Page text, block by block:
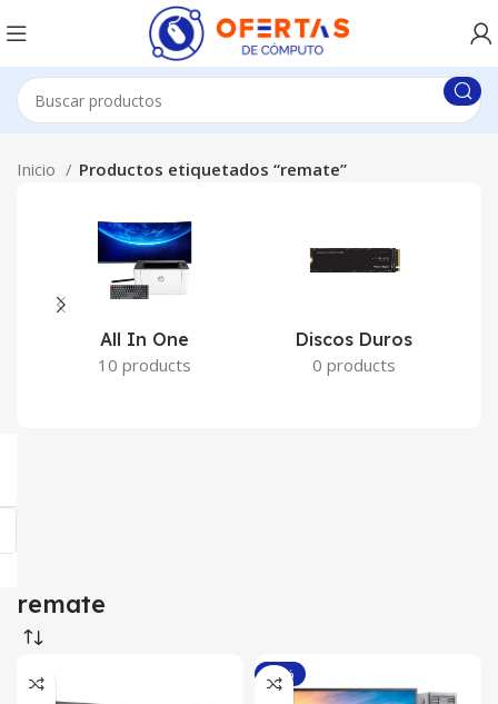
Inicio Productos etiquetados “remate”
All In One
10 products
Discos Duros
0 products
remate
-15%